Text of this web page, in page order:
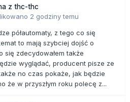
z thc-thc
2 godziny temu
półautomaty, z tego co się
to mają szybciej dojść o
się zdecydowałem także
wyglądać, producent pisze ze
no czas pokaże, jak będzie
że w przyszłym roku polecę z...